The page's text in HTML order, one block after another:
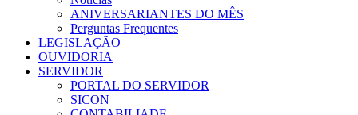
ANIVERSARIANTES DO MÊS
Perguntas Frequentes
LEGISLAÇÃO
OUVIDORIA
SERVIDOR
PORTAL DO SERVIDOR
SICON